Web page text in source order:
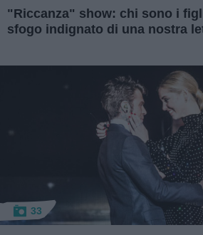
"Riccanza" show: chi sono i
sfogo indignato di una nostra
33